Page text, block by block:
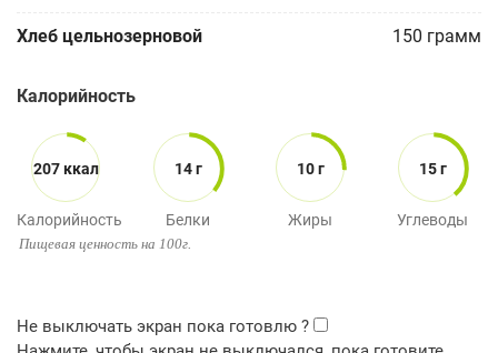
Хлеб цельнозерновой 150 грамм
Калорийность
207 ккал
Калорийность
14 г
Белки
10 г
Жиры
15 г
Углеводы
Пищевая ценность на 100г.